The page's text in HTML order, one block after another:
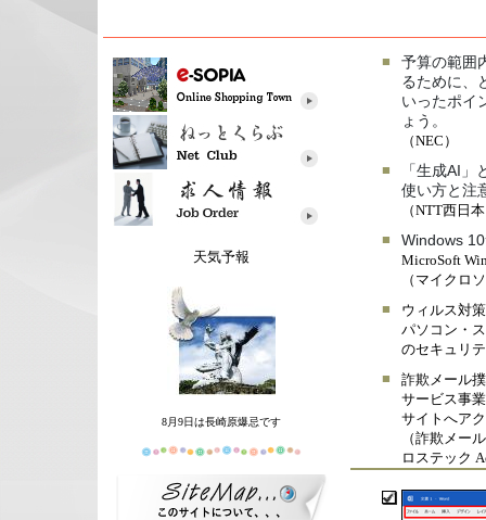
天気予報
8月9日は長崎原爆忌です
■
予算の範囲
るために、
いったポイ
ょう。
（NEC）
■
「生成AI
使い方と注
（NTT西日
■
Windows
MicroSoft
（マイクロ
■
ウィルス対策
パソコン・
のセキュリ
■
詐欺メール
サービス事
サイトへア
（詐欺メー
ロステック